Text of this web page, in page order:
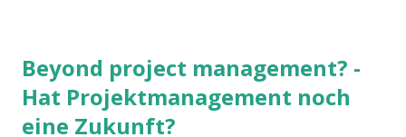
Beyond project management? -
Hat Projektmanagement noch
eine Zukunft?